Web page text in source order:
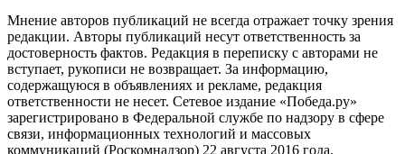
Мнение авторов публикаций не всегда отражает точку зрения
редакции. Авторы публикаций несут ответственность за
достоверность фактов. Редакция в переписку с авторами не
вступает, рукописи не возвращает. За информацию,
содержащуюся в объявлениях и рекламе, редакция
ответственности не несет. Сетевое издание «Победа.ру»
зарегистрировано в Федеральной службе по надзору в сфере
связи, информационных технологий и массовых
коммуникаций (Роскомнадзор) 22 августа 2016 года.